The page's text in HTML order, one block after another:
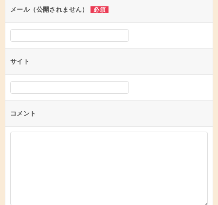
ンメール（公開されません） 必須
サイト
コメント